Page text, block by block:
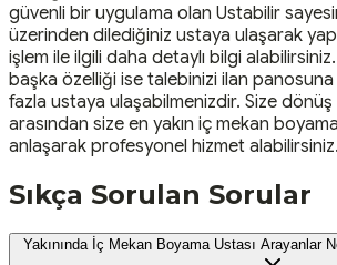
güvenli bir uygulama olan Ustabilir
üzerinden dilediğiniz ustaya ulaşarak
işlem ile ilgili daha detaylı bilgi
başka özelliği ise talebinizi ilan
fazla ustaya ulaşabilmenizdir. Size
arasından size en yakın iç mekan
anlaşarak profesyonel hizmet alabilirsiniz.
Sıkça Sorulan Sorular
Yakınında İç Mekan Boyama Ustası Arayanlar